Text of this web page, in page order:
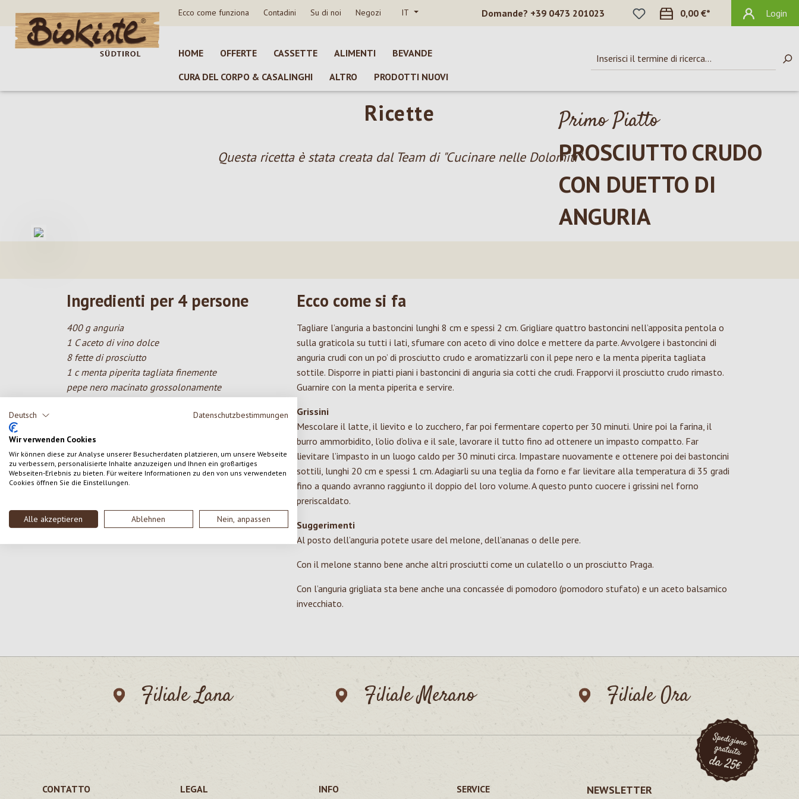
Deutsch Datenschutzbestimmungen
Wir verwenden Cookies
Wir können diese zur Analyse unserer Besucherdaten platzieren, um unsere Webseite
zu verbessern, personalisierte Inhalte anzuzeigen und Ihnen ein großartiges
Webseiten-Erlebnis zu bieten. Für weitere Informationen zu den von uns verwendeten
Cookies öffnen Sie die Einstellungen.
Alle akzeptieren Ablehnen Nein, anpassen
al contenuto principale
Salta alla ricerca
Passa alla navigazione principale Ecco come funziona Contadini Su di noi Negozi IT Domande? +39 0473 201023
HAI 0 ARTICOLI NELLA LISTA DEI
0,00 €* Login
HOME OFFERTE CASSETTE ALIMENTI
BEVANDE
CURA DEL CORPO & CASALINGHI
ALTRO PRODOTTI NUOVI
Ricette
Questa ricetta è stata creata dal Team di "Cucinare nelle Dolomiti"
Primo Piatto
PROSCIUTTO CRUDO
CON DUETTO DI
ANGURIA
Ingredienti per 4 persone
400 g anguria
1 C aceto di vino dolce
8 fette di prosciutto
1 c menta piperita tagliata finemente
pepe nero macinato grossolonamente
70 g burro
80 ml olio d'oliva
Ecco come si fa
Tagliare l’anguria a bastoncini lunghi 8 cm e spessi 2 cm. Grigliare quattro bastoncini nell’apposita pentola o
sulla graticola su tutti i lati, sfumare con aceto di vino dolce e mettere da parte. Avvolgere i bastoncini di
anguria crudi con un po’ di prosciutto crudo e aromatizzarli con il pepe nero e la menta piperita tagliata
sottile. Disporre in piatti piani i bastoncini di anguria sia cotti che crudi. Frapporvi il prosciutto crudo rimasto.
Guarnire con la menta piperita e servire.
Grissini
Mescolare il latte, il lievito e lo zucchero, far poi fermentare coperto per 30 minuti. Unire poi la farina, il
burro ammorbidito, l’olio d’oliva e il sale, lavorare il tutto fino ad ottenere un impasto compatto. Far
lievitare l’impasto in un luogo caldo per 30 minuti circa. Impastare nuovamente e ottenere poi dei bastoncini
sottili, lunghi 20 cm e spessi 1 cm. Adagiarli su una teglia da forno e far lievitare alla temperatura di 35 gradi
fino a quando avranno raggiunto il doppio del loro volume. A questo punto cuocere i grissini nel forno
preriscaldato.
Suggerimenti
Al posto dell’anguria potete usare del melone, dell’ananas o delle pere.
Con il melone stanno bene anche altri prosciutti come un culatello o un prosciutto Praga.
Con l’anguria grigliata sta bene anche una concassée di pomodoro (pomodoro stufato) e un aceto balsamico
invecchiato.
Filiale Lana Filiale Merano Filiale Ora
CONTATTO LEGAL INFO SERVICE NEWSLETTER